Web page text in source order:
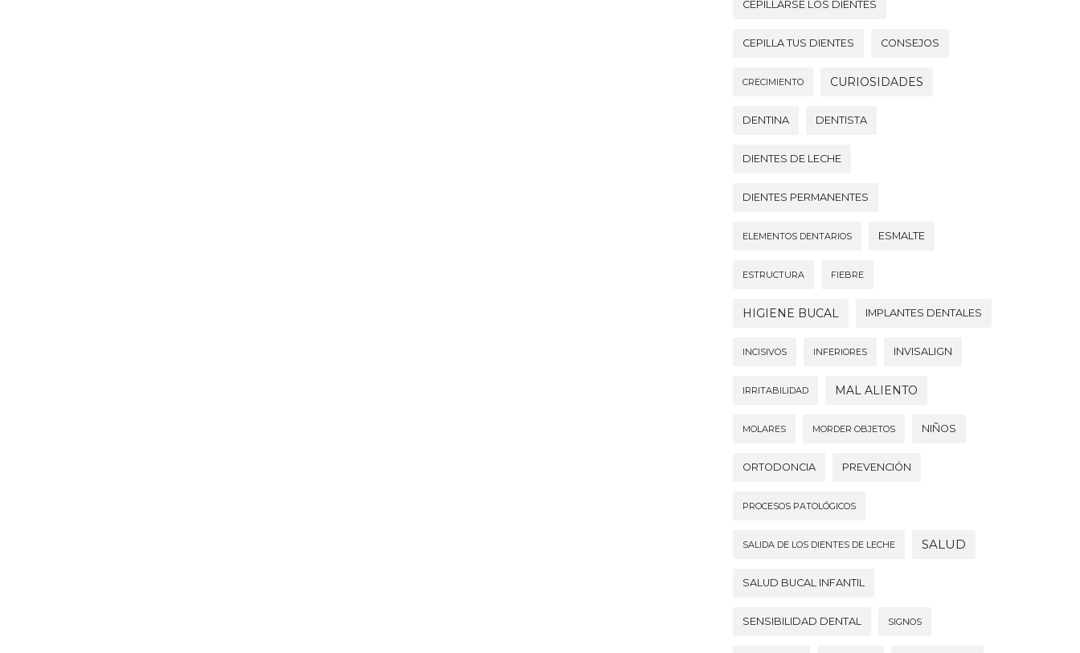
CEPILLARSE LOS DIENTES
CEPILLA TUS DIENTES CONSEJOS
CRECIMIENTO CURIOSIDADES
DENTINA DENTISTA
DIENTES DE LECHE
DIENTES PERMANENTES
ELEMENTOS DENTARIOS ESMALTE
ESTRUCTURA FIEBRE
HIGIENE BUCAL IMPLANTES DENTALES
INCISIVOS INFERIORES INVISALIGN
IRRITABILIDAD MAL ALIENTO
MOLARES MORDER OBJETOS NIÑOS
ORTODONCIA PREVENCIÓN
PROCESOS PATOLÓGICOS
SALIDA DE LOS DIENTES DE LECHE SALUD
SALUD BUCAL INFANTIL
SENSIBILIDAD DENTAL SIGNOS